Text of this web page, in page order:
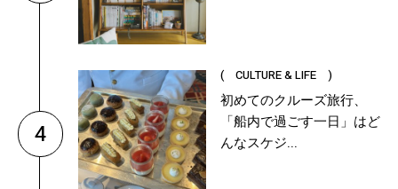
4
( CULTURE & LIFE )
初めてのクルーズ旅行、
「船内で過ごす一日」はど
んなスケジ...